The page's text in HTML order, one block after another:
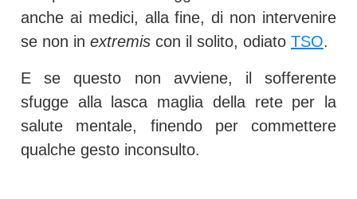
anche ai medici, alla fine, di non intervenire
se non in extremis con il solito, odiato TSO.
E se questo non avviene, il sofferente
sfugge alla lasca maglia della rete per la
salute mentale, finendo per commettere
qualche gesto inconsulto.